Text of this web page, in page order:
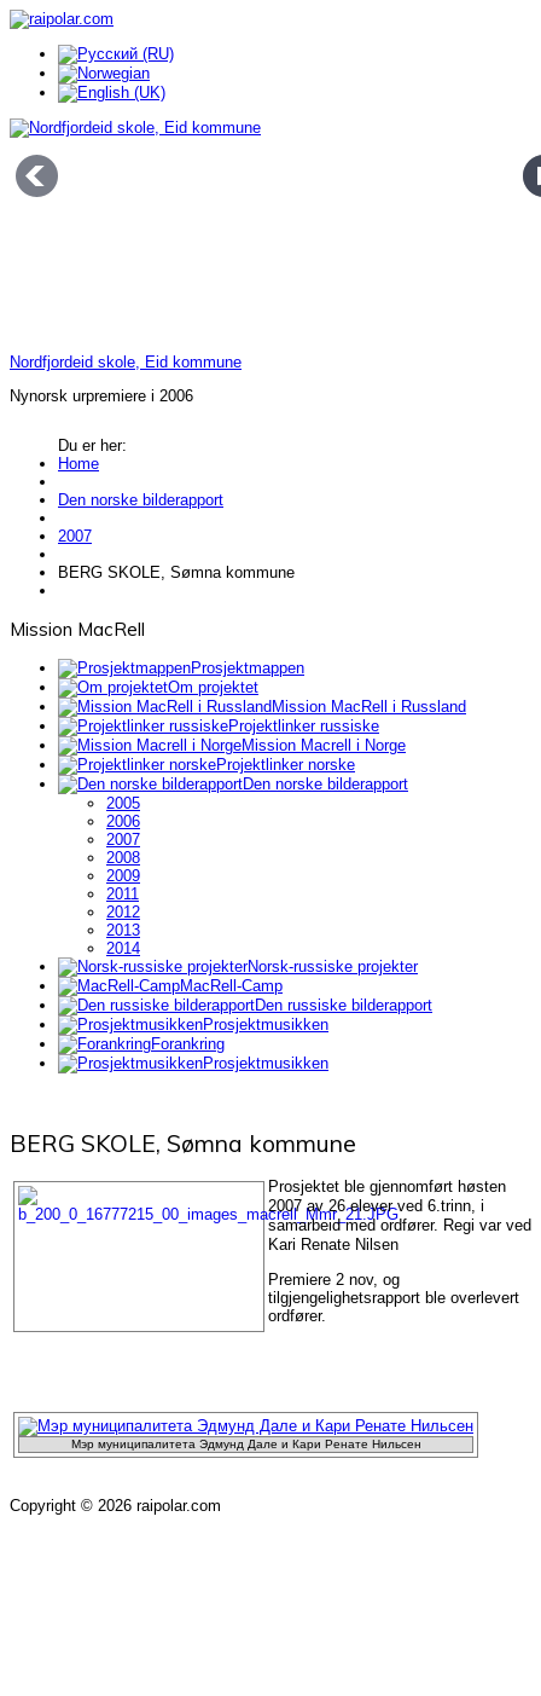
Nordfjordeid skole, Eid kommune
Nynorsk urpremiere i 2006
Forestillingene i Norge
Prosjekter i 2007
Du er her:
Home
Den norske bilderapport
2007
BERG SKOLE, Sømna kommune
Mission MacRell
Prosjektmappen
Om projektet
Mission MacRell i Russland
Projektlinker russiske
Mission Macrell i Norge
Projektlinker norske
Den norske bilderapport
2005
2006
2007
2008
2009
2011
2012
2013
2014
Norsk-russiske projekter
MacRell-Camp
Den russiske bilderapport
Prosjektmusikken
Forankring
Prosjektmusikken
BERG SKOLE, Sømna kommune
Prosjektet ble gjennomført høsten
2007 av 26 elever ved 6.trinn, i
samarbeid med ordfører. Regi var ved
Kari Renate Nilsen
Premiere 2 nov, og
tilgjengelighetsrapport ble overlevert
ordfører.
Мэр муниципалитета Эдмунд Дале и Кари Ренате Нильсен
Copyright © 2026 raipolar.com